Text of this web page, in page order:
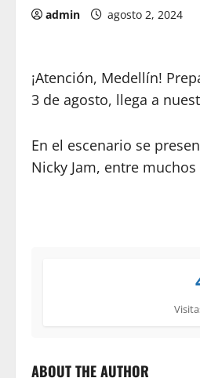
admin agosto 2, 2024
¡Atención, Medellín!
3 de agosto, llega a
En el escenario se
Nicky Jam, entre
ABOUT THE AUTHOR